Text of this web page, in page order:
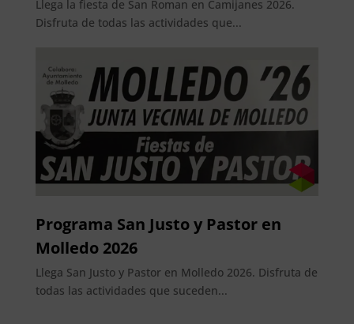
Llega la fiesta de San Roman en Camijanes 2026.
Disfruta de todas las actividades que...
Programa San Justo y Pastor en
Molledo 2026
Llega San Justo y Pastor en Molledo 2026. Disfruta de
todas las actividades que suceden...